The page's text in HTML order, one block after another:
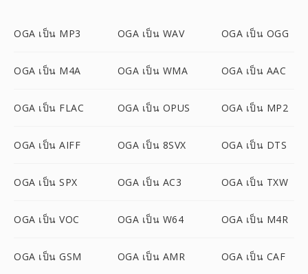
OGA เป็น MP3 OGA เป็น WAV OGA เป็น OGG
OGA เป็น M4A OGA เป็น WMA OGA เป็น AAC
OGA เป็น FLAC OGA เป็น OPUS OGA เป็น MP2
OGA เป็น AIFF OGA เป็น 8SVX OGA เป็น DTS
OGA เป็น SPX OGA เป็น AC3 OGA เป็น TXW
OGA เป็น VOC OGA เป็น W64 OGA เป็น M4R
OGA เป็น GSM OGA เป็น AMR OGA เป็น CAF